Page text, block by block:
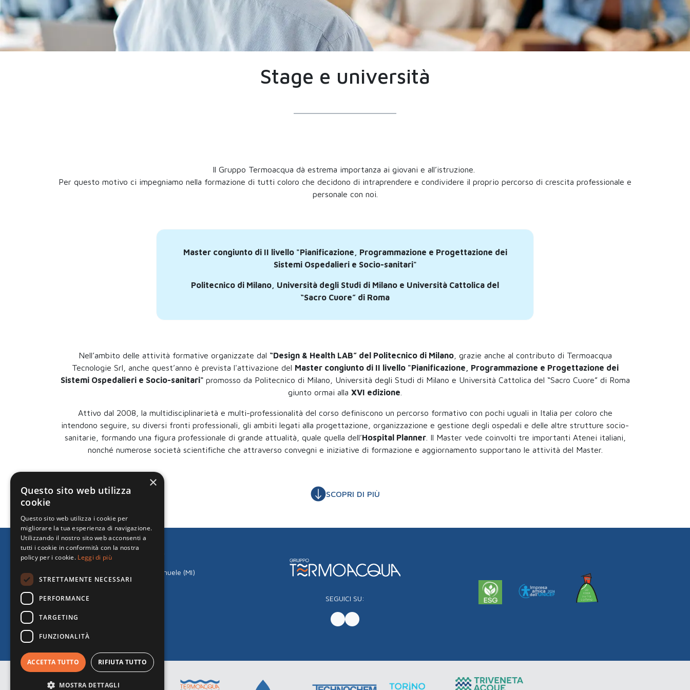
Stage e università
Il Gruppo Termoacqua dà estrema importanza ai giovani e all’istruzione.
Per questo motivo ci impegniamo nella formazione di tutti coloro che decidono di intraprendere e condividere il proprio percorso di crescita professionale e
personale con noi.
Master congiunto di II livello "Pianificazione, Programmazione e Progettazione dei
Sistemi Ospedalieri e Socio-sanitari"
Politecnico di Milano, Università degli Studi di Milano e Università Cattolica del
“Sacro Cuore” di Roma
Nell’ambito delle attività formative organizzate dal “Design & Health LAB” del Politecnico di Milano, grazie anche al contributo di Termoacqua
Tecnologie Srl, anche quest’anno è prevista l'attivazione del Master congiunto di II livello "Pianificazione, Programmazione e Progettazione dei
Sistemi Ospedalieri e Socio-sanitari" promosso da Politecnico di Milano, Università degli Studi di Milano e Università Cattolica del “Sacro Cuore” di Roma
giunto ormai alla XVI edizione
Attivo dal 2008, la multidisciplinarietà e multi-professionalità del corso definiscono un percorso formativo con pochi uguali in Italia per coloro che
intendono seguire, su diversi fronti professionali, gli ambiti legati alla progettazione, organizzazione e gestione degli ospedali e delle altre strutture socio-
sanitarie, formando una figura professionale di grande attualità, quale quella dell’Hospital Planner. Il Master vede coinvolti tre importanti Atenei italiani,
nonché numerose società scientifiche che attraverso convegni e iniziative di formazione e aggiornamento supportano le attività del Master.
SCOPRI DI PIÙ
Termoacqua Tecnologie S.r.l.
Via Monte Grappa, 4/6
20090 Fizzonasco di Pieve Emanuele (MI)
Tel:+39 02.90422129
Mail:milano@termoacqua.com
Informativa Clienti - Fornitori
SEGUICI SU:
×
Questo sito web utilizza
cookie
Questo sito web utilizza i cookie per
migliorare la tua esperienza di navigazione.
Utilizzando il nostro sito web acconsenti a
tutti i cookie in conformità con la nostra
policy per i cookie. Leggi di più
STRETTAMENTE NECESSARI
PERFORMANCE
TARGETING
FUNZIONALITÀ
ACCETTA TUTTO RIFIUTA TUTTO
MOSTRA DETTAGLI